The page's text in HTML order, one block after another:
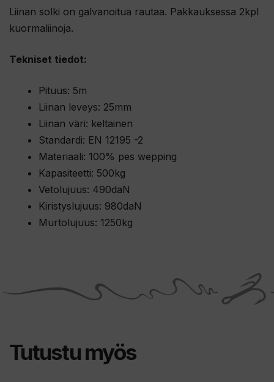
Liinan solki on galvanoitua rautaa. Pakkauksessa 2kpl
kuormaliinoja.
Tekniset tiedot:
Pituus: 5m
Liinan leveys: 25mm
Liinan väri: keltainen
Standardi: EN 12195 -2
Materiaali: 100% pes wepping
Kapasiteetti: 500kg
Vetolujuus: 490daN
Kiristyslujuus: 980daN
Murtolujuus: 1250kg
Tutustu myös